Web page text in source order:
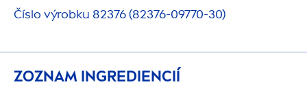
Číslo výrobku 82376 (82376-09770-30)
ZOZNAM INGREDIENCIÍ